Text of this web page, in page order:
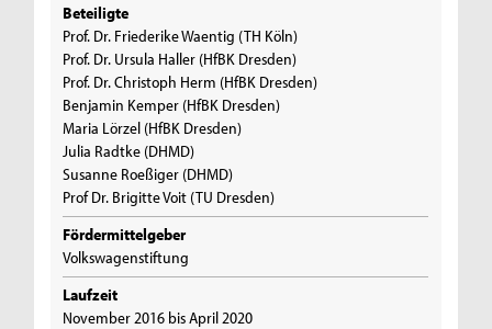
Beteiligte
Prof. Dr. Friederike Waentig (TH Köln)
Prof. Dr. Ursula Haller (HfBK Dresden)
Prof. Dr. Christoph Herm (HfBK Dresden)
Benjamin Kemper (HfBK Dresden)
Maria Lörzel (HfBK Dresden)
Julia Radtke (DHMD)
Susanne Roeßiger (DHMD)
Prof Dr. Brigitte Voit (TU Dresden)
Fördermittelgeber
Volkswagenstiftung
Laufzeit
November 2016 bis April 2020